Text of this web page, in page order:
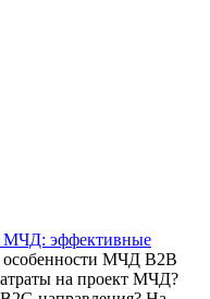
МЧД: эффективные
особенности МЧД B2B
на проект МЧД?